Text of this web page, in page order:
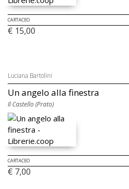
CARTACEO
€ 15,00
Luciana Bartolini
Un angelo alla finestra
Il Castello (Prato)
CARTACEO
€ 7,00